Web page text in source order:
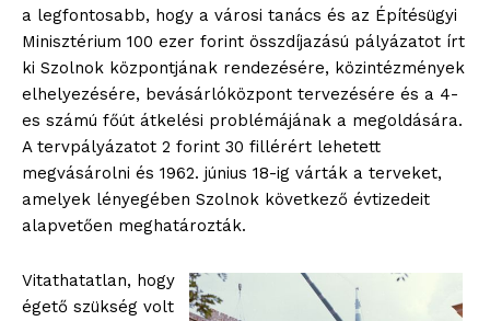
a legfontosabb, hogy a városi tanács és az Építésügyi
Minisztérium 100 ezer forint összdíjazású pályázatot írt
ki Szolnok központjának rendezésére, közintézmények
elhelyezésére, bevásárlóközpont tervezésére és a 4-
es számú főút átkelési problémájának a megoldására.
A tervpályázatot 2 forint 30 fillérért lehetett
megvásárolni és 1962. június 18-ig várták a terveket,
amelyek lényegében Szolnok következő évtizedeit
alapvetően meghatározták.
Vitathatatlan, hogy
égető szükség volt